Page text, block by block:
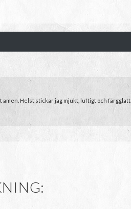
Helst stickar jag mjukt, luftigt och färgglatt.